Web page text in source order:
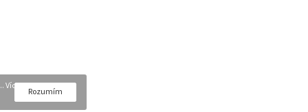
Více
Rozumím